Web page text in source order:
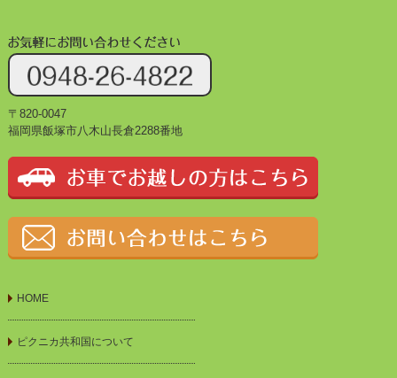
〒820-0047
福岡県飯塚市八木山長倉2288番地
HOME
ピクニカ共和国について